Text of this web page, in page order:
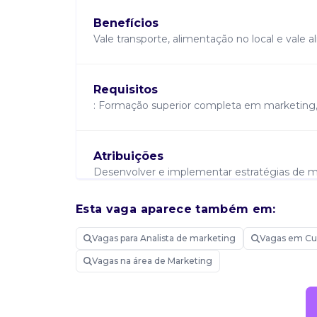
Benefícios
Vale transporte, alimentação no local e vale
Requisitos
: Formação superior completa em
Atribuições
Desenvolver e implementar estratégias de
orçamentos e métricas de desempenho
pesquisas de mercado e análises de
emergentes e insights do consumidor que
atividades de marketing digital, incluindo
linkedin ads, para maximizar o roi e a
marketing, incluindo anúncios, posts em
avançadas de copywriting. Uso do pacote
materiais visuais de qualidade. Estabelecer
Esta vaga aparece também em:
Vagas para Analista de marketing Vagas em
Vagas na área de Marketing